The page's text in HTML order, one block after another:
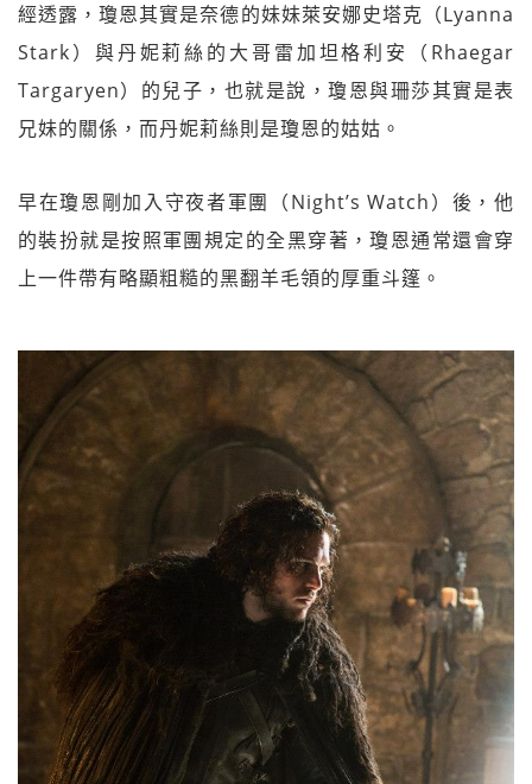
經透露，瓊恩其實是奈德的妹妹萊安娜史塔克（Lyanna
Stark）與丹妮莉絲的大哥雷加坦格利安（Rhaegar
Targaryen）的兒子，也就是說，瓊恩與珊莎其實是表
兄妹的關係，而丹妮莉絲則是瓊恩的姑姑。
早在瓊恩剛加入守夜者軍團（Night’s Watch）後，他
的裝扮就是按照軍團規定的全黑穿著，瓊恩通常還會穿
上一件帶有略顯粗糙的黑翻羊毛領的厚重斗篷。